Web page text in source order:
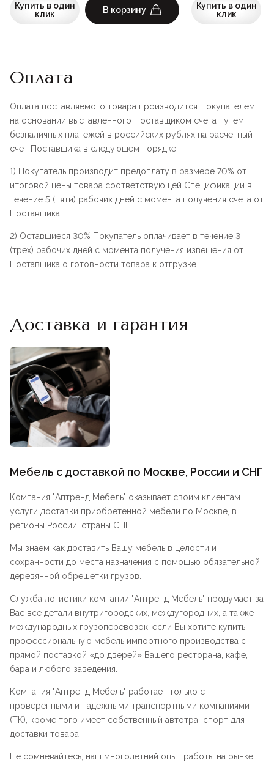
Купить в один
клик
В корзину
Купить в один
клик
Оплата
Оплата поставляемого товара производится Покупателем
на основании выставленного Поставщиком счета путем
безналичных платежей в российских рублях на расчетный
счет Поставщика в следующем порядке:
1) Покупатель производит предоплату в размере 70% от
итоговой цены товара соответствующей Спецификации в
течение 5 (пяти) рабочих дней с момента получения счета от
Поставщика.
2) Оставшиеся 30% Покупатель оплачивает в течение 3
(трех) рабочих дней с момента получения извещения от
Поставщика о готовности товара к отгрузке.
Доставка и гарантия
Мебель с доставкой по Москве, России и СНГ
Компания "Аптренд Мебель" оказывает своим клиентам
услуги доставки приобретенной мебели по Москве, в
регионы России, страны СНГ.
Мы знаем как доставить Вашу мебель в целости и
сохранности до места назначения с помощью обязательной
деревянной обрешетки грузов.
Служба логистики компании "Аптренд Мебель" продумает за
Вас все детали внутригородских, междугородних, а также
международных грузоперевозок, если Вы хотите купить
профессиональную мебель импортного производства с
прямой поставкой «до дверей» Вашего ресторана, кафе,
бара и любого заведения.
Компания "Аптренд Мебель" работает только с
проверенными и надежными транспортными компаниями
(ТК), кроме того имеет собственный автотранспорт для
доставки товара.
Не сомневайтесь, наш многолетний опыт работы на рынке